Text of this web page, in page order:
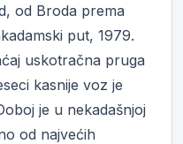
od Broda prema
put, 1979.
uskotračna pruga
kasnije voz je
je u nekadašnjoj
od najvećih